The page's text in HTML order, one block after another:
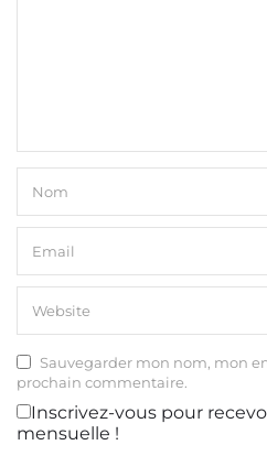
Sauvegarder mon nom, mon
prochain commentaire.
Inscrivez-vous pour
mensuelle !